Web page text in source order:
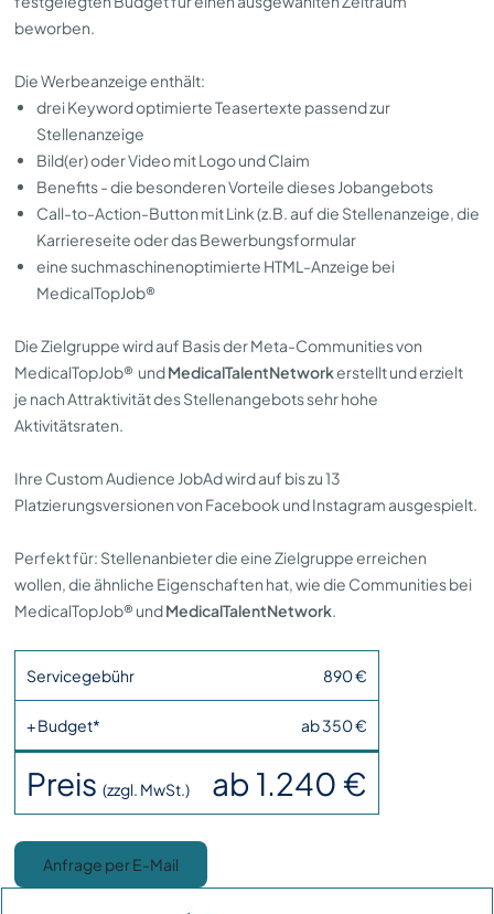
beworben.
Die Werbeanzeige enthält:
drei Keyword optimierte Teasertexte passend zur
Stellenanzeige
Bild(er) oder Video mit Logo und Claim
Benefits - die besonderen Vorteile dieses Jobangebots
Call-to-Action-Button mit Link (z.B. auf die Stellenanzeige, die
Karriereseite oder das Bewerbungsformular
eine suchmaschinenoptimierte HTML-Anzeige bei
MedicalTopJob®
Die Zielgruppe wird auf Basis der Meta-Communities von
MedicalTopJob® undMedicalTalentNetworkerstellt und erzielt
je nach Attraktivität des Stellenangebots sehr hohe
Aktivitätsraten.
Ihre Custom Audience JobAd wird auf bis zu 13
Platzierungsversionen von Facebook und Instagram ausgespielt.
Perfekt für: Stellenanbieter die eine Zielgruppe erreichen
wollen, die ähnliche Eigenschaften hat, wie die Communities bei
MedicalTopJob® undMedicalTalentNetwork.
Servicegebühr 890 €
+ Budget* ab 350 €
Preis (zzgl. MwSt.) ab 1.240 €
Anfrage per E-Mail